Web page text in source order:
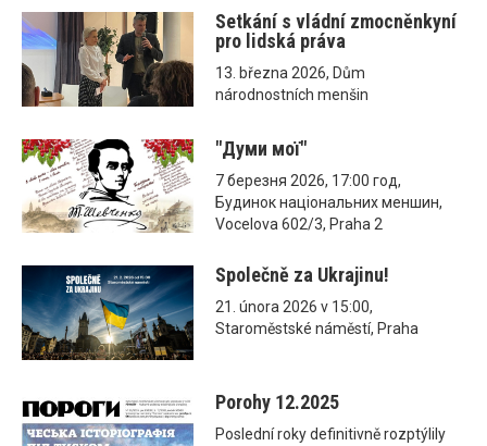
Setkání s vládní zmocněnkyní
pro lidská práva
13. března 2026, Dům
národnostních menšin
"Думи мої"
7 березня 2026, 17:00 год,
Будинок національних меншин,
Vocelova 602/3, Praha 2
Společně za Ukrajinu!
21. února 2026 v 15:00,
Staroměstské náměstí, Praha
Porohy 12.2025
Poslední roky definitivně rozptýlily